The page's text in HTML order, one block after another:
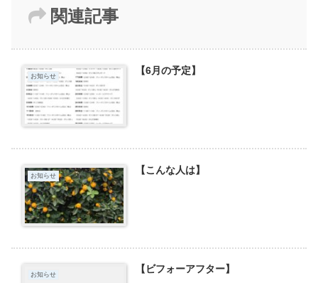
関連記事
お知らせ 【6月の予定】
お知らせ 【こんな人は】
お知らせ 【ビフォーアフター】